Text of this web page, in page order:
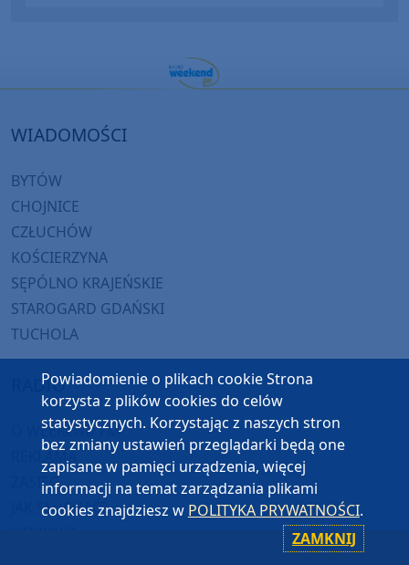
WIADOMOŚCI
BYTÓW
CHOJNICE
CZŁUCHÓW
KOŚCIERZYNA
SĘPÓLNO KRAJEŃSKIE
STAROGARD GDAŃSKI
TUCHOLA
RADIO
O WEEKEND FM
REKLAMA
ZASIĘG
JAK SŁUCHAĆ?
Powiadomienie o plikach cookie Strona
korzysta z plików cookies do celów
statystycznych. Korzystając z naszych stron
bez zmiany ustawień przeglądarki będą one
zapisane w pamięci urządzenia, więcej
informacji na temat zarządzania plikami
cookies znajdziesz w POLITYKA PRYWATNOŚCI.
ZAMKNIJ